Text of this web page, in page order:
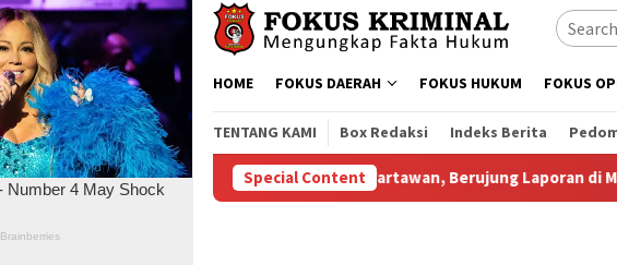
HOME FOKUS DAERAH FOKUS HUKUM FOKUS
TENTANG KAMI Box Redaksi Indeks Berita
Special Content
Aniaya Wartawan, Berujung Laporan di Mapolda Jambi Masyarakat